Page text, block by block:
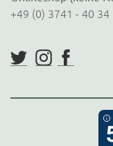
+49 (0) 3741 - 40 34